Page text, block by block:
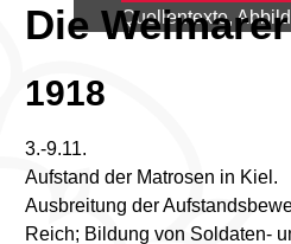
Quellentexte,
Die
1918
3.-9.11.
Aufstand der Matrosen in Kiel.
Ausbreitung der
Reich; Bildung von Soldaten-